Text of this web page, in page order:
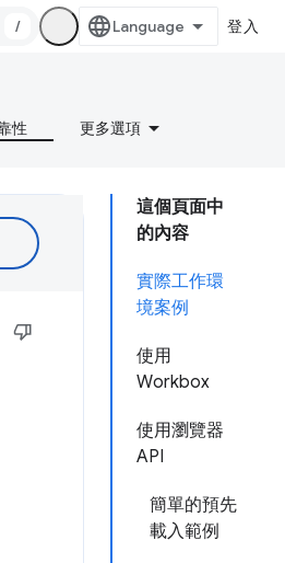
/ 登入
性 更多選項
這個頁面中
的內容
實際工作環
境案例
使用
Workbox
使用瀏覽器
API
簡單的預先
載入範例